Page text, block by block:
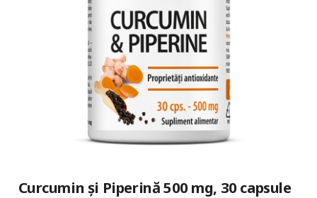
Curcumin și Piperină 500 mg, 30 capsule